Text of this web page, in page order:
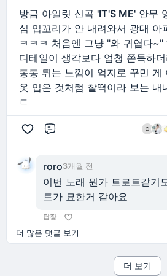
방금 아일릿 신곡 'IT'S ME' 안무
심 입꼬리가 안 내려와서 광대 아
ㅋㅋㅋ 처음엔 그냥 "와 귀엽다~"
디테일이 생각보다 엄청 쫀득하
통통 튀는 느낌이 억지로 꾸민 게
옷 입은 것처럼 찰떡이라 보는 내
ㄷ
roro3개월 전
이번 노래 뭔가 트로트같기
트가 묘한거 같아요
답장
더 많은 댓글 보기
더 보기